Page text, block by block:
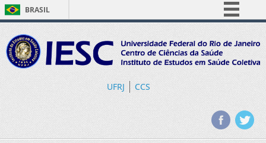
BRASIL
Comunica BR
Participe
UFRJ CCS